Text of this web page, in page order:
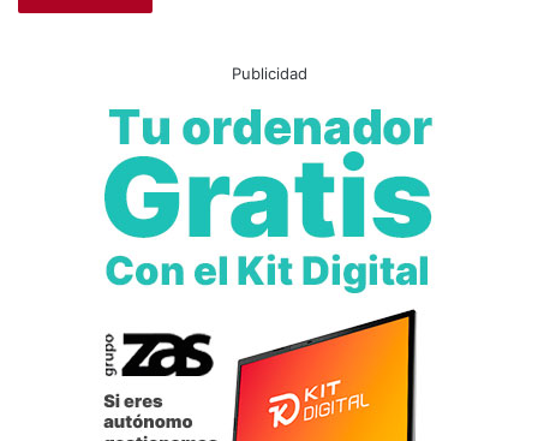
Publicidad